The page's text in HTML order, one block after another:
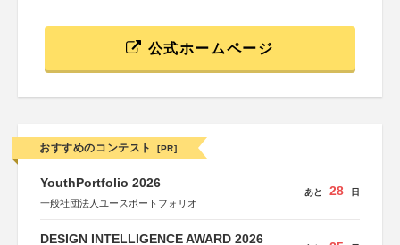
公式ホームページ
おすすめのコンテスト [PR]
YouthPortfolio 2026
一般社団法人ユースポートフォリオ
あと 28 日
DESIGN INTELLIGENCE AWARD 2026